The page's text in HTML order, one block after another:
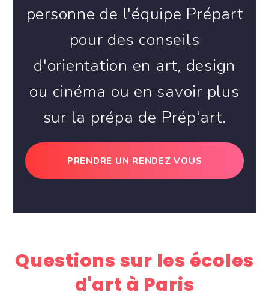
personne de l'équipe Prépart
pour des conseils
d'orientation en art, design
ou cinéma ou en savoir plus
sur la prépa de Prép'art.
PRENDRE UN RENDEZ VOUS
Questions sur les écoles
d'art à Paris